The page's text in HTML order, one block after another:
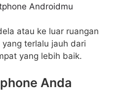
Androidmu
atau ke luar ruangan
terlalu jauh dari
yang lebih baik.
Anda